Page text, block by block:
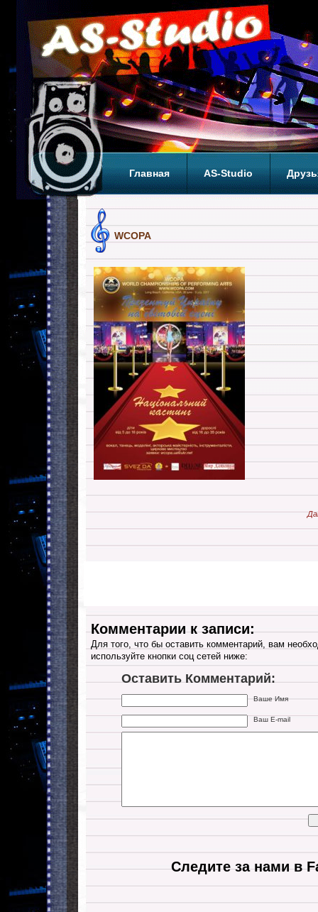
Главная AS-Studio
WCOPA
Комментарии к записи:
Для того, что бы оставить комментарий, вам
используйте кнопки соц сетей ниже:
Оставить Комментарий:
Ваше Имя
Ваш E-mail
Следите за нами в